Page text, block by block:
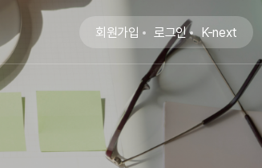
회원가입 로그인 K-next